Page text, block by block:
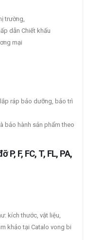
trường,
dẫn Chiết khấu
mại
ráp bảo dưỡng, bảo trì
bảo hành sản phẩm theo
F, FC, T, FL, PA,
kích thước, vật liệu,
khảo tại Catalo vong bi